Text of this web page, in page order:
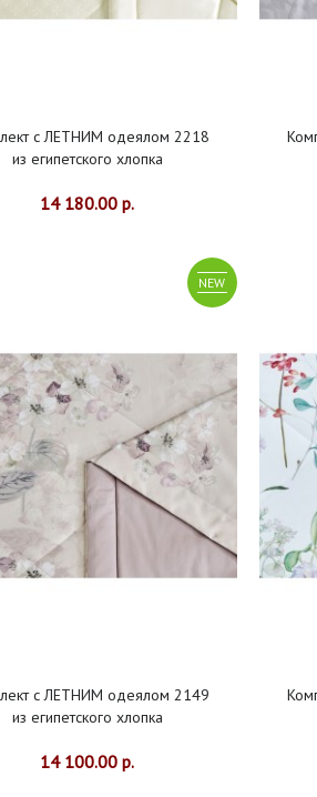
с ЛЕТНИМ одеялом 2218
из египетского хлопка
14 180.00 р.
NEW
с ЛЕТНИМ одеялом 2149
из египетского хлопка
14 100.00 р.